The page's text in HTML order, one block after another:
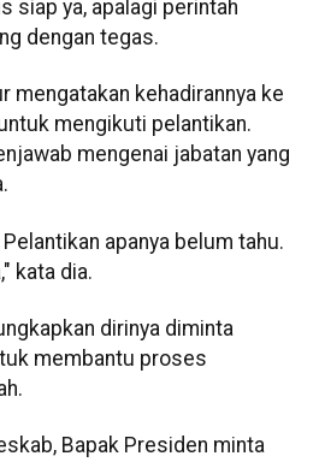
siap ya, apalagi perintah
dengan tegas.
mengatakan kehadirannya ke
mengikuti pelantikan.
mengenai jabatan yang
apanya belum tahu.
kata dia.
dirinya diminta
membantu proses
Bapak Presiden minta